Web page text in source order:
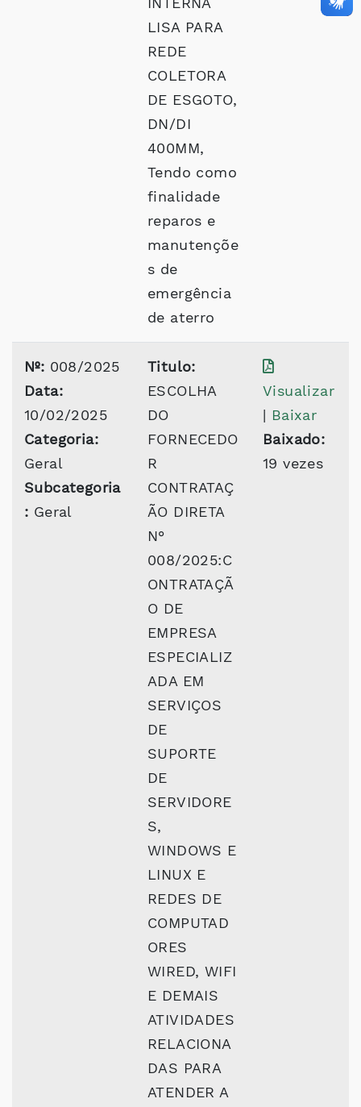
LISA PARA
REDE
COLETORA
DE ESGOTO,
DN/DI
400MM,
Tendo como
finalidade
reparos e
manutençõe
s de
emergência
de aterro
Nº: 008/2025
Data:
10/02/2025
Categoria:
Geral
Subcategoria
: Geral
Titulo:
ESCOLHA
DO
FORNECEDO
R
CONTRATAÇ
ÃO DIRETA
N°
008/2025:C
ONTRATAÇÃ
O DE
EMPRESA
ESPECIALIZ
ADA EM
SERVIÇOS
DE
SUPORTE
DE
SERVIDORE
S,
WINDOWS E
LINUX E
REDES DE
COMPUTAD
ORES
WIRED, WIFI
E DEMAIS
ATIVIDADES
RELACIONA
DAS PARA
ATENDER A
Visualizar
| Baixar
Baixado:
19 vezes